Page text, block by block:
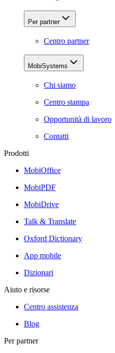
Per partner
Centro partner
MobiSystems
Chi siamo
Centro stampa
Opportunità di lavoro
Contatti
Prodotti
MobiOffice
MobiPDF
MobiDrive
Talk & Translate
Oxford Dictionary
App mobile
Dizionari
Aiuto e risorse
Centro assistenza
Blog
Per partner